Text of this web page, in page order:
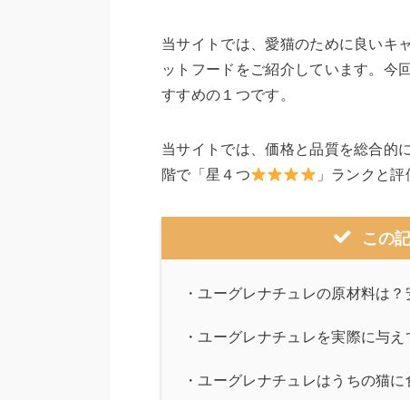
当サイトでは、愛猫のために良いキ
ットフードをご紹介しています。今
すすめの１つです。
当サイトでは、価格と品質を総合的
階で「星４つ
」ランクと評
この
・ユーグレナチュレの原材料は？
・ユーグレナチュレを実際に与え
・ユーグレナチュレはうちの猫に